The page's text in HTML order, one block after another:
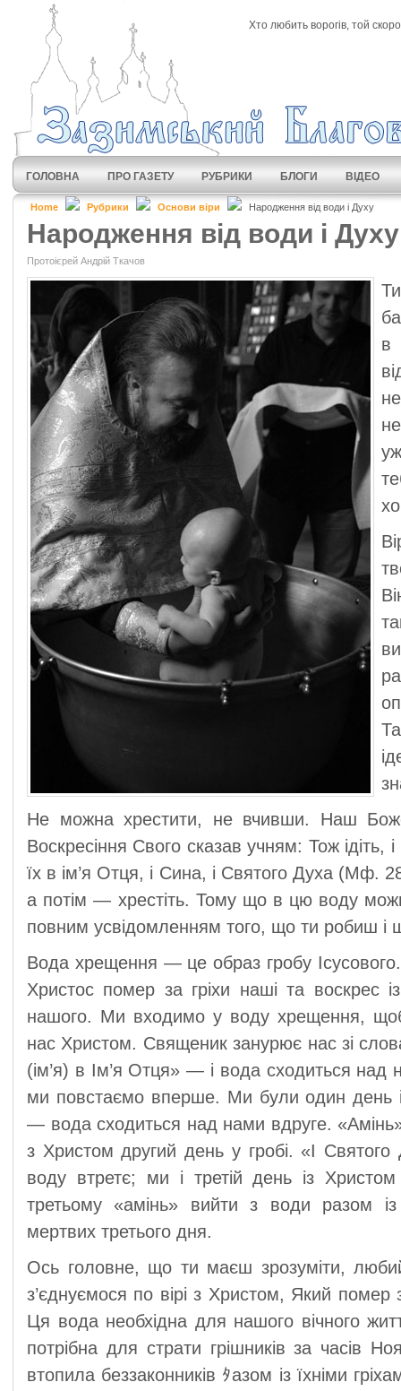
Хто любить ворогів, той
ГОЛОВНА ПРО ГАЗЕТУ РУБРИКИ БЛОГИ ВІДЕО
Home Рубрики Основи віри Народження від води і Духу
Народження від води і Духу
Протоієрей Андрій Ткачов
в
Не можна хрестити, не вчивши. Наш
Воскресіння Свого сказав учням: Тож ідіть,
їх в ім’я Отця, і Сина, і Святого Духа (Мф.
а потім — хрестіть. Тому що в цю воду
повним усвідомленням того, що ти робиш і
Вода хрещення — це образ гробу
Христос помер за гріхи наші та воскрес
нашого. Ми входимо у воду хрещення,
нас Христом. Священик занурює нас зі
(ім’я) в Ім’я Отця» — і вода сходиться
ми повстаємо вперше. Ми були один день
— вода сходиться над нами вдруге.
з Христом другий день у гробі. «І
воду втретє; ми і третій день із
третьому «амінь» вийти з води разом
мертвих третього дня.
Ось головне, що ти маєш зрозуміти,
з’єднуємося по вірі з Христом, Який помер
Ця вода необхідна для нашого вічного
потрібна для страти грішників за часів
втопила беззаконників ﾀазом із їхніми